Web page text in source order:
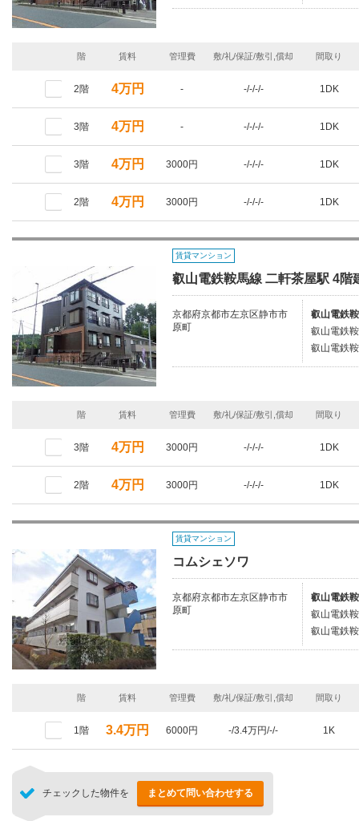
階 賃料 管理費 敷/礼/保証/敷引,償却 間取り
2階 4万円 - -/-/-/- 1DK
3階 4万円 - -/-/-/- 1DK
3階 4万円 3000円 -/-/-/- 1DK
2階 4万円 3000円 -/-/-/- 1DK
賃貸マンション
叡山電鉄鞍馬線 二軒茶屋駅 4階
京都府京都市左京区静市市
原町
叡山電鉄
叡山電鉄
叡山電鉄
階 賃料 管理費 敷/礼/保証/敷引,償却 間取り
3階 4万円 3000円 -/-/-/- 1DK
2階 4万円 3000円 -/-/-/- 1DK
賃貸マンション
コムシェソワ
京都府京都市左京区静市市
原町
叡山電鉄
叡山電鉄
叡山電鉄
階 賃料 管理費 敷/礼/保証/敷引,償却 間取り
1階 3.4万円 6000円 -/3.4万円/-/- 1K
チェックした物件を まとめて問い合わせする